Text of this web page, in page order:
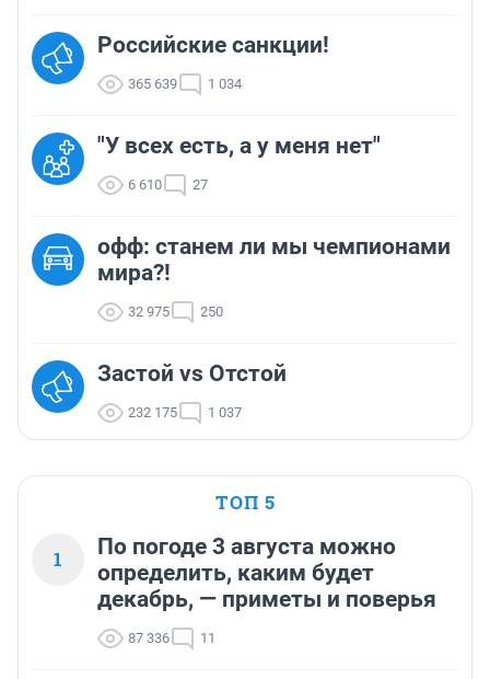
Российские санкции!
365 639 1 034
"У всех есть, а у меня нет"
6 610 27
офф: станем ли мы чемпионами
мира?!
32 975 250
Застой vs Отстой
232 175 1 037
ТОП 5
1
По погоде 3 августа можно
определить, каким будет
декабрь, — приметы и поверья
87 336 11